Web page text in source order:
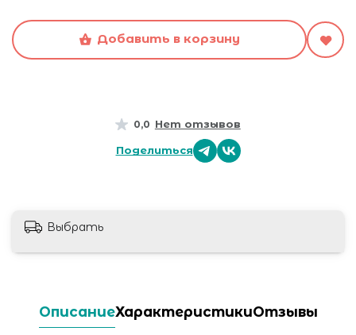
0,0 Нет отзывов
Поделиться
Добавить в корзину
Выбрать
ОписаниеХарактеристикиОтзывы